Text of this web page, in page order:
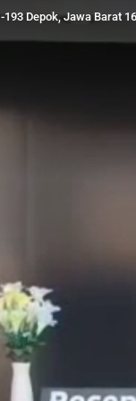
Depok, Jawa Barat